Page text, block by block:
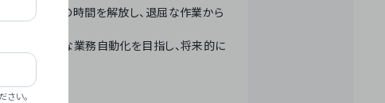
ーで人々の時間を解放し、退屈な作業から
– 世界的な業務自動化を目指し、将来的に
い。